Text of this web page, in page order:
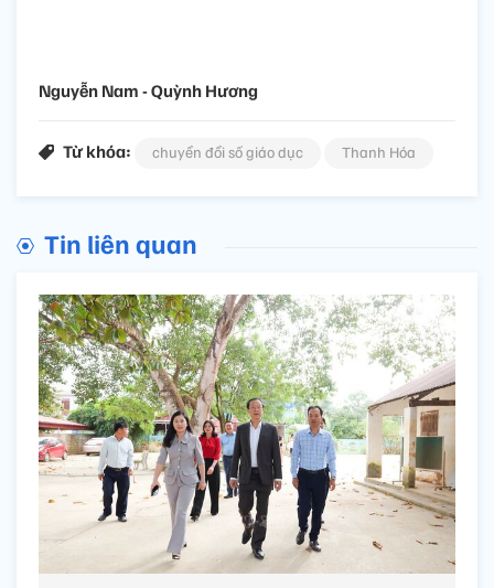
Nguyễn Nam - Quỳnh Hương
Từ khóa: chuyển đổi số giáo dục Thanh Hóa
Tin liên quan